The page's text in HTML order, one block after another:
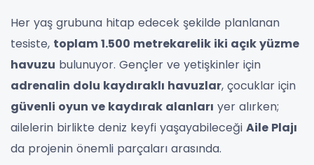
Her yaş grubuna hitap edecek şekilde planlanan
tesiste, toplam 1.500 metrekarelik iki açık yüzme
havuzu bulunuyor. Gençler ve yetişkinler için
adrenalin dolu kaydıraklı havuzlar, çocuklar için
güvenli oyun ve kaydırak alanları yer alırken;
ailelerin birlikte deniz keyfi yaşayabileceği Aile Plajı
da projenin önemli parçaları arasında.